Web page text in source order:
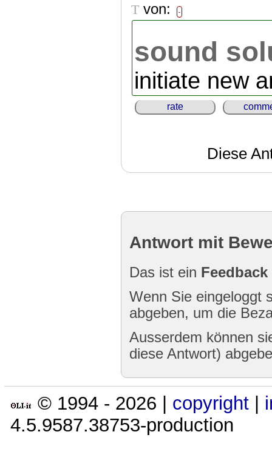
T von: -
sound
initiate new
rate
Diese
Antwort mit
Das ist ein Feedback
Wenn Sie eingeloggt
abgeben, um die
Ausserdem können
diese Antwort)
© 1994 - 2026 copyright
4.5.9587.38753-production